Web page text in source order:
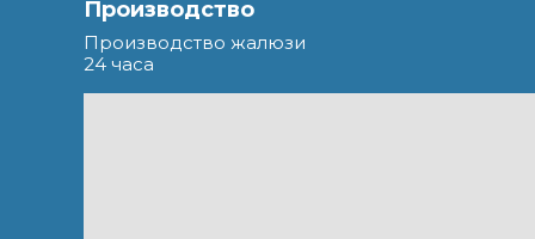
Производство
Производство жалюзи
24 часа